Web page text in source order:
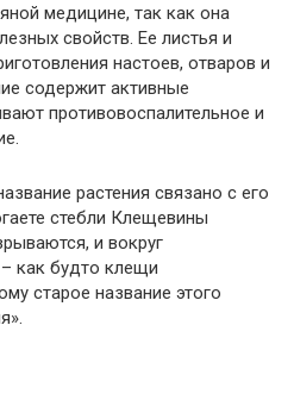
медицине, так как она
свойств. Ее листья и
настоев, отваров и
содержит активные
противовоспалительное и
растения связано с его
стебли Клещевины
и вокруг
как будто клещи
старое название этого